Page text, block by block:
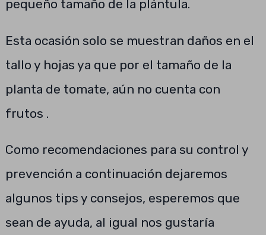
pequeño tamaño de la plántula.
Esta ocasión solo se muestran daños en el
tallo y hojas ya que por el tamaño de la
planta de tomate, aún no cuenta con
frutos .
Como recomendaciones para su control y
prevención a continuación dejaremos
algunos tips y consejos, esperemos que
sean de ayuda, al igual nos gustaría